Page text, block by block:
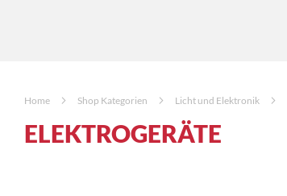
Home Shop Kategorien Licht und Elektronik
ELEKTROGERÄTE